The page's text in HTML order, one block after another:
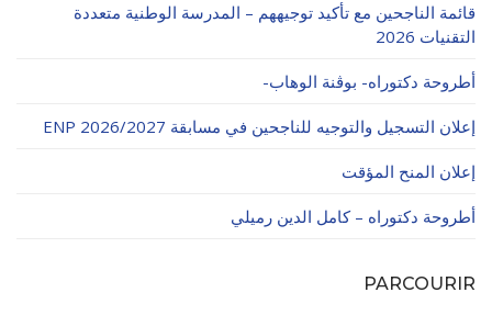
قائمة الناجحين مع تأكيد توجيههم – المدرسة الوطنية متعددة
التقنيات 2026
أطروحة دكتوراه- بوڨنة الوهاب-
إعلان التسجيل والتوجيه للناجحين في مسابقة ENP 2026/2027
إعلان المنح المؤقت
أطروحة دكتوراه – كامل الدين رميلي
PARCOURIR